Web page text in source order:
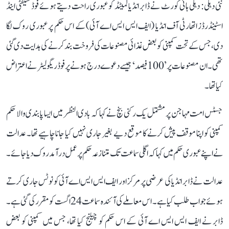
نئی دہلی: دہلی ہائی کورٹ نے ڈابر انڈیا لمیٹڈ کو عبوری راحت دیتے ہوئے فوڈ سیفٹی اینڈ
اسٹینڈرڈز اتھارٹی آف انڈیا (ایف ایس ایس اے آئی) کے اس حکم پر عبوری روک لگا
دی، جس کے تحت کمپنی کو بعض غذائی مصنوعات کی فروخت بند کرنے کی ہدایت دی گئی
تھی۔ ان مصنوعات پر ’100 فیصد‘ جیسے دعوے درج ہونے پر فوڈ ریگولیٹر نے اعتراض
کیا تھا۔
جسٹس امت مہاجن پر مشتمل یک رکنی بنچ نے کہا کہ بادی النظر میں ایسا پابندی والا حکم
کمپنی کو اپنا موقف پیش کرنے کا موقع دیے بغیر جاری نہیں کیا جانا چاہیے تھا۔ عدالت
نے اپنے عبوری حکم میں کہا کہ اگلی سماعت تک متنازعہ حکم پر عمل درآمد روک دیا جائے۔
عدالت نے ڈابر انڈیا کی عرضی پر مرکز اور ایف ایس ایس اے آئی کو نوٹس جاری کرتے
ہوئے جواب طلب کیا ہے۔ اس معاملے کی آئندہ سماعت 24 اگست کو مقرر کی گئی ہے۔
ڈابر نے ایف ایس ایس اے آئی کے اس حکم کو چیلنج کیا تھا، جس میں کمپنی کو بعض